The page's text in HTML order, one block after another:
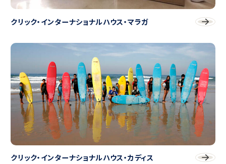
クリック・インターナショナルハウス・マラガ
クリック・インターナショナルハウス・カディス